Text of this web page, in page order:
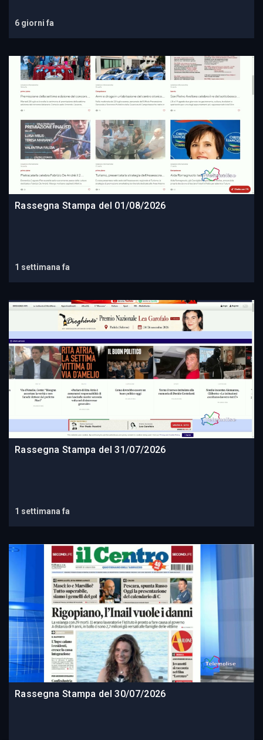
6 giorni fa
Rassegna Stampa del 01/08/2026
1 settimana fa
Rassegna Stampa del 31/07/2026
1 settimana fa
Rassegna Stampa del 30/07/2026